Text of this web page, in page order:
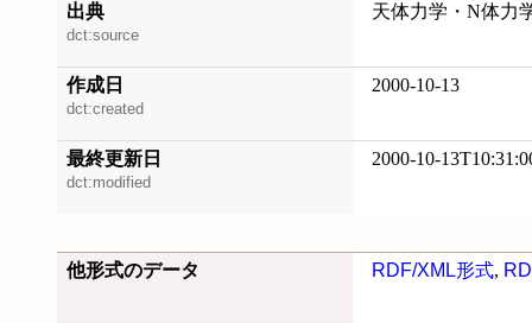
出典
dct:source
天体力学・N体力
作成日
dct:created
2000-10-13
最終更新日
dct:modified
2000-10-
他形式のデータ RDF/XML形式,